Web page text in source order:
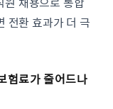
전환 효과가 더 극
험료가 줄어드나